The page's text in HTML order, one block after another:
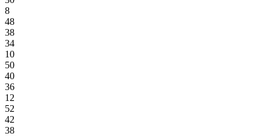
8
48
38
34
10
50
40
36
12
52
42
38